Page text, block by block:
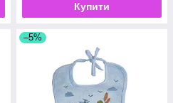
Купити
–5%